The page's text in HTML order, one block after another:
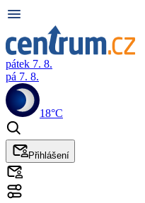
pátek 7. 8.
pá 7. 8.
18°C
Přihlášení